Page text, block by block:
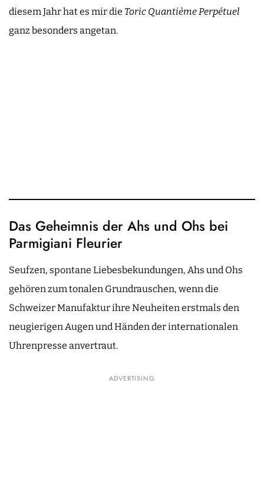
diesem Jahr hat es mir die Toric Quantième Perpétuel
ganz besonders angetan.
Das Geheimnis der Ahs und Ohs bei
Parmigiani Fleurier
Seufzen, spontane Liebesbekundungen, Ahs und Ohs
gehören zum tonalen Grundrauschen, wenn die
Schweizer Manufaktur ihre Neuheiten erstmals den
neugierigen Augen und Händen der internationalen
Uhrenpresse anvertraut.
ADVERTISING